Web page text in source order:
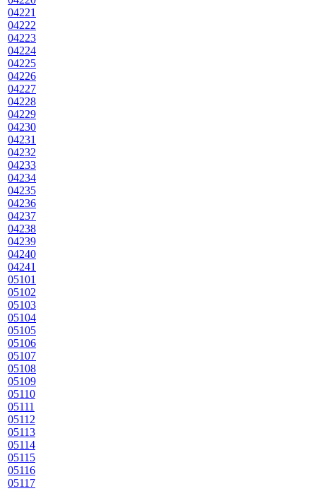
04221
04222
04223
04224
04225
04226
04227
04228
04229
04230
04231
04232
04233
04234
04235
04236
04237
04238
04239
04240
04241
05101
05102
05103
05104
05105
05106
05107
05108
05109
05110
05111
05112
05113
05114
05115
05116
05117